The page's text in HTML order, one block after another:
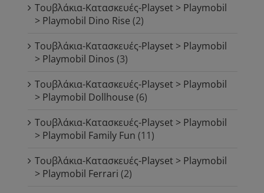
Τουβλάκια-Κατασκευές-Playset > Playmobil
> Playmobil Dino Rise (2)
Τουβλάκια-Κατασκευές-Playset > Playmobil
> Playmobil Dinos (3)
Τουβλάκια-Κατασκευές-Playset > Playmobil
> Playmobil Dollhouse (6)
Τουβλάκια-Κατασκευές-Playset > Playmobil
> Playmobil Family Fun (11)
Τουβλάκια-Κατασκευές-Playset > Playmobil
> Playmobil Ferrari (2)